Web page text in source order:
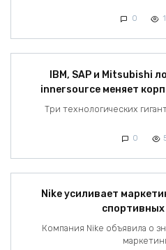
0
IBM, SAP и Mitsubishi
innersource меняет
Три технологических
0
Nike усиливает
Компания Nike объявила о